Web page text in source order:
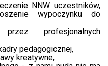
NNW uczestników,
wypoczynku do
profesjonalnych
pedagogicznej,
kreatywne,